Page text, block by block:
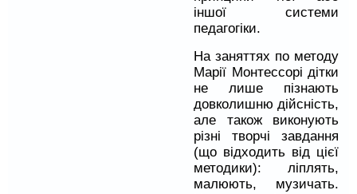
іншої системи
педагогіки.
На заняттях по методу
Марії Монтессорі дітки
не лише пізнають
довколишню дійсність,
але також виконують
різні творчі завдання
(що відходить від цієї
методики): ліплять,
малюють, музичать.